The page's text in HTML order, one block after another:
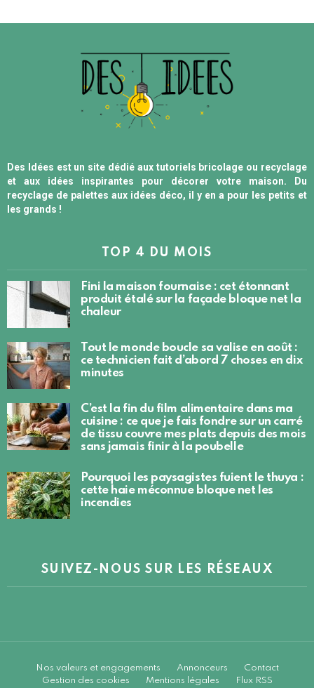
Des Idées est un site dédié aux tutoriels bricolage ou recyclage
et aux idées inspirantes pour décorer votre maison. Du
recyclage de palettes aux idées déco, il y en a pour les petits et
les grands !
TOP 4 DU MOIS
Fini la maison fournaise : cet étonnant
produit étalé sur la façade bloque net la
chaleur
Tout le monde boucle sa valise en août :
ce technicien fait d’abord 7 choses en dix
minutes
C’est la fin du film alimentaire dans ma
cuisine : ce que je fais fondre sur un carré
de tissu couvre mes plats depuis des mois
sans jamais finir à la poubelle
Pourquoi les paysagistes fuient le thuya :
cette haie méconnue bloque net les
incendies
SUIVEZ-NOUS SUR LES RÉSEAUX
Nos valeurs et engagements Annonceurs
Contact
Gestion des cookies
Mentions légales Flux RSS